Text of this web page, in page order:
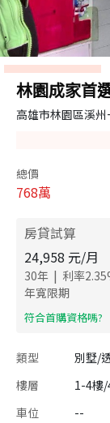
林園成家首
高雄市林園區溪州
總價
768萬
房貸試算
24,958 元/月
30年 | 利率2.35
年寬限期
​符合首購資格嗎?
類型 別墅/
樓層
1-4樓
車位
--